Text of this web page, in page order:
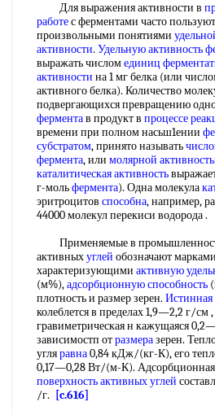
Для выражения активности в
работес ферментами часто
произвольными понятиями
активности. Удельную активность
выражать числомединиц
активности на 1 мг белка (или
активного белка). Количество
подвергающихся превращению
ферментав продукт в процессе
времени при полном насьш1ении
субстратом, принято называть
фермента, или молярной
каталитическая активность
г-мольфермента). Одна молекула
эритроцитов способна, например,
44000 молекул перекиси водорода .
Применяемые в
активныхуглей обозначают
характеризующими активную
(м%),адсорбционную способность
плотность и размер зерен. Истинная
колеблется в пределах 1,9—2,2 г/см ,
гравиметрическая н кажущаяся
зависимостп отразмеразерен.
угляравна0,84 кДж/(кг-К), его
0,17—0,28 Вт/(м-К). Адсорбционная
поверхность активныхуглей
/г.
[c.616]